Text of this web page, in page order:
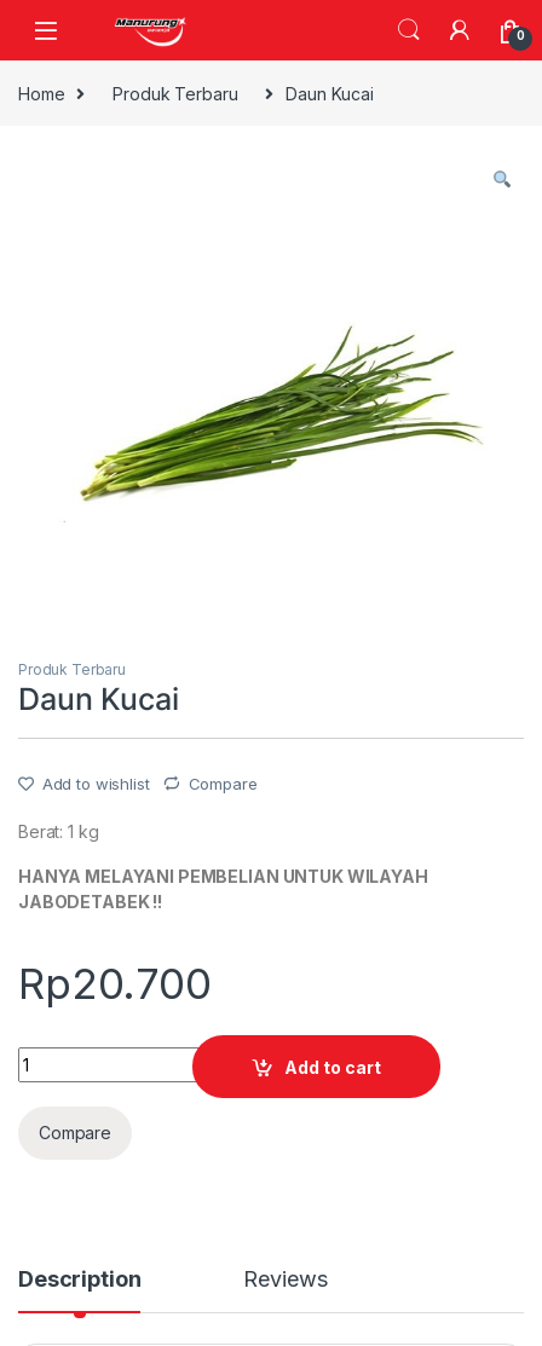
0
Home Produk Terbaru Daun Kucai
Produk Terbaru
Daun Kucai
Add to wishlist Compare
Berat: 1 kg
HANYA MELAYANI PEMBELIAN UNTUK WILAYAH
JABODETABEK !!
Rp20.700
Quantity
Add to cart
Compare
Description Reviews